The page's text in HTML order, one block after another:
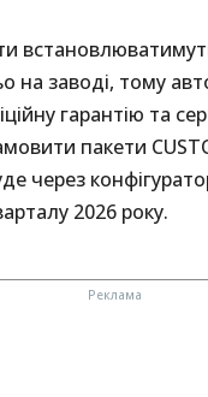
на заводі, тому
гарантію та
пакети
через
2026 року.